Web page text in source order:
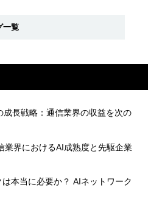
一覧
長戦略：通信業界の収益を次の
業界におけるAI成熟度と先駆企業
本当に必要か？ AIネットワーク